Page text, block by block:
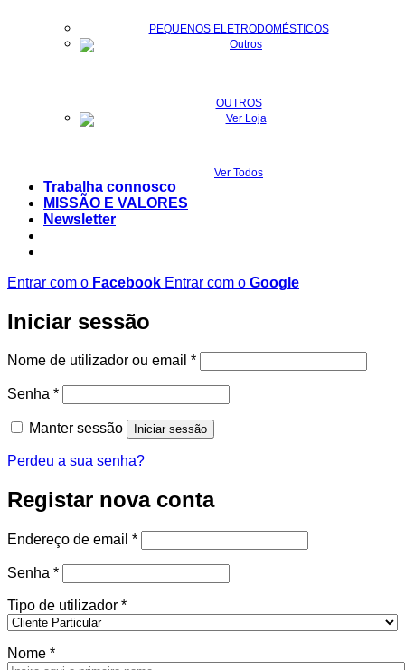
PEQUENOS ELETRODOMÉSTICOS
OUTROS
Ver Todos
Trabalha connosco
MISSÃO E VALORES
Newsletter
Entrar com o Facebook Entrar com o Google
Iniciar sessão
Nome de utilizador ou email *Obrigatório
Senha *Obrigatório
Manter sessão Iniciar sessão
Perdeu a sua senha?
Registar nova conta
Endereço de email *Obrigatório
Senha *Obrigatório
Tipo de utilizador *
Nome *